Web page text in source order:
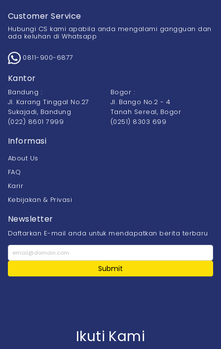
Customer Service
Hubungi CS kami apabila anda mengalami gangguan dan
ada keluhan di Whatsapp
0811-900-6877
Kantor
Bandung :
Jl. Karang Tinggal No.27
Sukajadi, Bandung
(022) 8601 7999
Bogor :
Jl. Bango No.2 - 4
Tanah Sereal, Bogor
(0251) 8303 699
Informasi
About Us
FAQ
Karir
Kebijakan & Privasi
Newsletter
Daftarkan E-mail anda untuk mendapatkan berita terbaru
Submit
Ikuti Kami